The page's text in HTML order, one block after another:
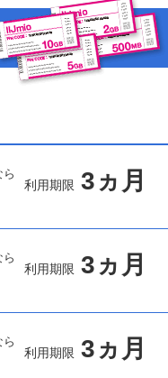
ら
利用期限 3ヵ月
ら
利用期限 3ヵ月
ら
利用期限 3ヵ月